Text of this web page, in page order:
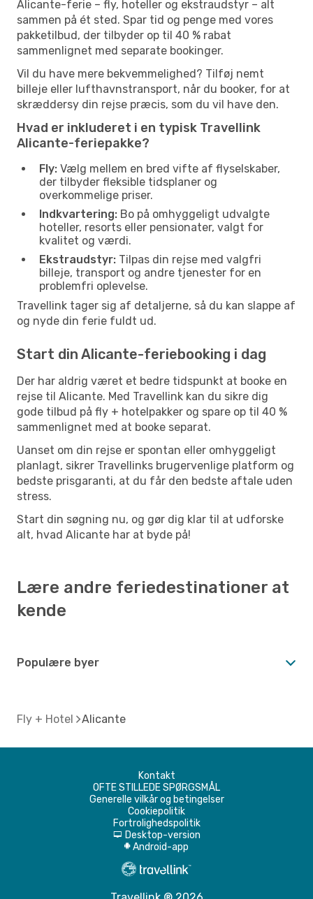
Alicante-ferie – fly, hoteller og ekstraudstyr – alt
sammen på ét sted. Spar tid og penge med vores
pakketilbud, der tilbyder op til 40 % rabat
sammenlignet med separate bookinger.
Vil du have mere bekvemmelighed? Tilføj nemt
billeje eller lufthavnstransport, når du booker, for at
skræddersy din rejse præcis, som du vil have den.
Hvad er inkluderet i en typisk Travellink
Alicante-feriepakke?
Fly: Vælg mellem en bred vifte af flyselskaber,
der tilbyder fleksible tidsplaner og
overkommelige priser.
Indkvartering: Bo på omhyggeligt udvalgte
hoteller, resorts eller pensionater, valgt for
kvalitet og værdi.
Ekstraudstyr: Tilpas din rejse med valgfri
billeje, transport og andre tjenester for en
problemfri oplevelse.
Travellink tager sig af detaljerne, så du kan slappe af
og nyde din ferie fuldt ud.
Start din Alicante-feriebooking i dag
Der har aldrig været et bedre tidspunkt at booke en
rejse til Alicante. Med Travellink kan du sikre dig
gode tilbud på fly + hotelpakker og spare op til 40 %
sammenlignet med at booke separat.
Uanset om din rejse er spontan eller omhyggeligt
planlagt, sikrer Travellinks brugervenlige platform og
bedste prisgaranti, at du får den bedste aftale uden
stress.
Start din søgning nu, og gør dig klar til at udforske
alt, hvad Alicante har at byde på!
Lære andre feriedestinationer at
kende
Populære byer
Fly + Hotel Alicante
Kontakt
OFTE STILLEDE SPØRGSMÅL
Generelle vilkår og betingelser
Cookiepolitik
Fortrolighedspolitik
d Desktop-version
A Android-app